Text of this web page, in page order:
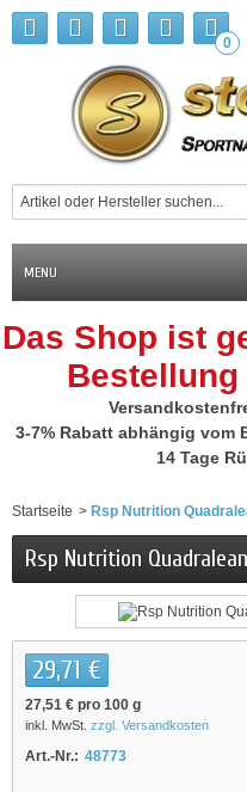
0
MENU
Das Shop ist
3-7% Rabatt abhängig vom
14 Tage
Startseite > Rsp Nutrition
Rsp Nutrition
29,71 €
27,51 € pro 100 g
inkl. MwSt. zzgl. Versandkosten
Art.-Nr.: 48773